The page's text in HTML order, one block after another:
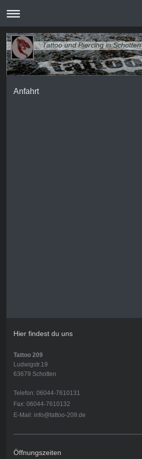
Tattoo und Piercing in Schotten
Anfahrt
Hier findest du uns
Tattoo 209
Ludwigstr.19
63679 Schotten
Telefon: 06044-7610131
Fax: 06044-7610132
E-Mail: info@tattoo-209.de
Öffnungszeiten